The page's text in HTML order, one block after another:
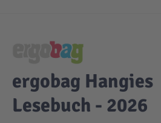
ergobag Hangies
Lesebuch - 2026